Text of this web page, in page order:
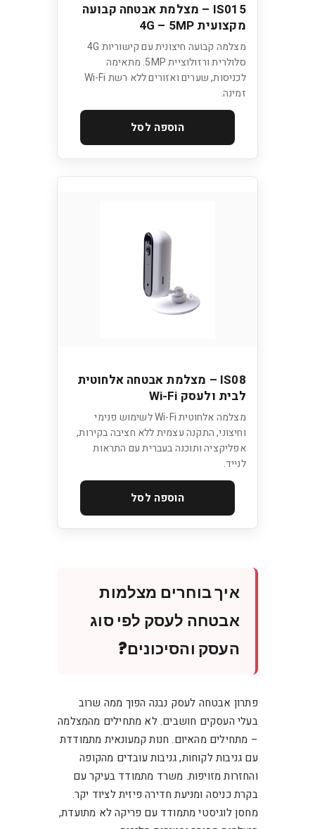
IS015 – מצלמת אבטחה קבועה
מקצועית 4G – 5MP
מצלמה קבועה חיצונית עם קישוריות 4G
סלולרית ורזולוציית 5MP. מתאימה
לכניסות, שערים ואזורים ללא רשת Wi-Fi
זמינה.
הוספה לסל
IS08 – מצלמת אבטחה אלחוטית
לבית ולעסק Wi-Fi
מצלמה אלחוטית Wi-Fi לשימוש פנימי
וחיצוני, התקנה עצמית ללא חציבה בקירות,
אפליקציה ותוכנה בעברית עם התראות
לנייד.
הוספה לסל
איך בוחרים מצלמות
אבטחה לעסק לפי סוג
העסק והסיכונים?
פתרון אבטחה לעסק נבנה הפוך ממה שרוב
בעלי העסקים חושבים. לא מתחילים מהמצלמה
– מתחילים מהאיום. חנות קמעונאית מתמודדת
עם גניבות לקוחות, גניבות עובדים מהקופה
והחזרות מזויפות. משרד מתמודד בעיקר עם
בקרת כניסה ומניעת חדירה פיזית לציוד יקר.
מחסן לוגיסטי מתמודד עם פריקה לא מתועדת,